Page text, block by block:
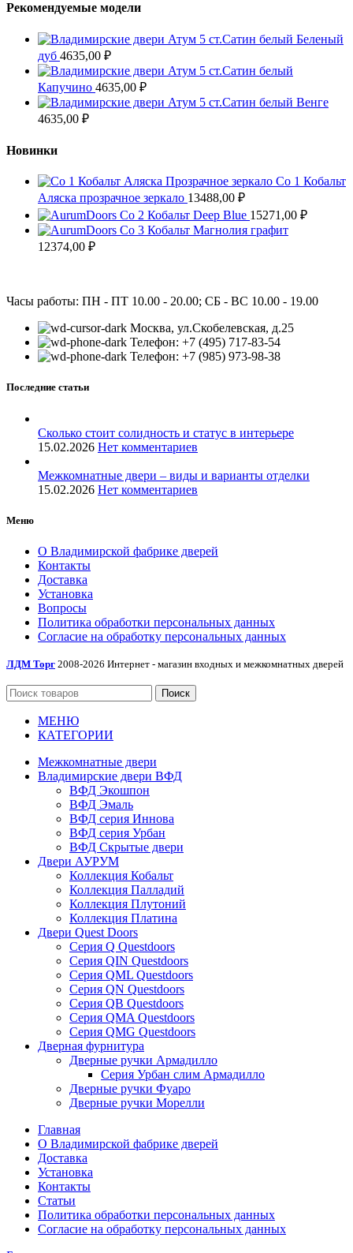
Рекомендуемые модели
Атум 5 ст.Сатин белый Беленый
дуб 4635,00 ₽
Атум 5 ст.Сатин белый
Капучино 4635,00 ₽
Атум 5 ст.Сатин белый Венге
4635,00 ₽
Новинки
Co 1 Кобальт
Аляска прозрачное зеркало 13488,00 ₽
Co 2 Кобальт Deep Blue 15271,00 ₽
Co 3 Кобальт Магнолия графит
12374,00 ₽
Часы работы: ПН - ПТ 10.00 - 20.00; СБ - ВС 10.00 - 19.00
Москва, ул.Скобелевская, д.25
Телефон: +7 (495) 717-83-54
Телефон: +7 (985) 973-98-38
Последние статьи
Сколько стоит солидность и статус в интерьере
15.02.2026 Нет комментариев
Межкомнатные двери – виды и варианты отделки
15.02.2026 Нет комментариев
Меню
О Владимирской фабрике дверей
Контакты
Доставка
Установка
Вопросы
Политика обработки персональных данных
Согласие на обработку персональных данных
ЛДМ Торг 2008-2026 Интернет - магазин входных и межкомнатных дверей
Поиск
МЕНЮ
КАТЕГОРИИ
Межкомнатные двери
Владимирские двери ВФД
ВФД Экошпон
ВФД Эмаль
ВФД серия Иннова
ВФД серия Урбан
ВФД Скрытые двери
Двери АУРУМ
Коллекция Кобальт
Коллекция Палладий
Коллекция Плутоний
Коллекция Платина
Двери Quest Doors
Серия Q Questdoors
Серия QIN Questdoors
Серия QML Questdoors
Серия QN Questdoors
Серия QB Questdoors
Серия QMA Questdoors
Серия QMG Questdoors
Дверная фурнитура
Дверные ручки Армадилло
Серия Урбан слим Армадилло
Дверные ручки Фуаро
Дверные ручки Морелли
Главная
О Владимирской фабрике дверей
Доставка
Установка
Контакты
Статьи
Политика обработки персональных данных
Согласие на обработку персональных данных